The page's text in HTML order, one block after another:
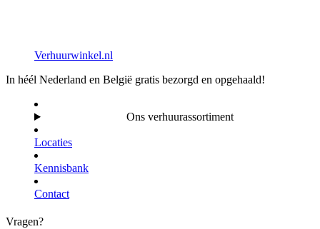
Verhuurwinkel.nl
In héél Nederland en België gratis bezorgd en opgehaald!
Ons verhuurassortiment
Locaties
Kennisbank
Contact
Vragen?